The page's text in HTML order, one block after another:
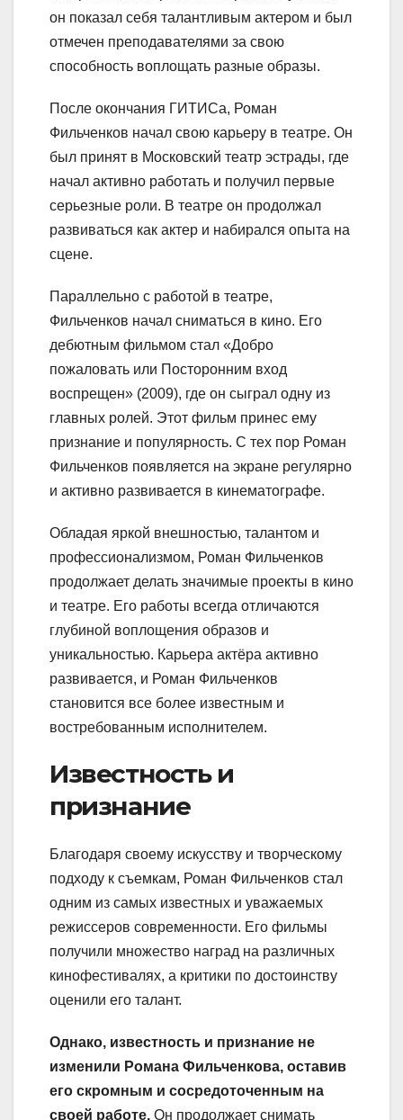
он показал себя талантливым актером и был
отмечен преподавателями за свою
способность воплощать разные образы.
После окончания ГИТИСа, Роман
Фильченков начал свою карьеру в театре. Он
был принят в Московский театр эстрады, где
начал активно работать и получил первые
серьезные роли. В театре он продолжал
развиваться как актер и набирался опыта на
сцене.
Параллельно с работой в театре,
Фильченков начал сниматься в кино. Его
дебютным фильмом стал «Добро
пожаловать или Посторонним вход
воспрещен» (2009), где он сыграл одну из
главных ролей. Этот фильм принес ему
признание и популярность. С тех пор Роман
Фильченков появляется на экране регулярно
и активно развивается в кинематографе.
Обладая яркой внешностью, талантом и
профессионализмом, Роман Фильченков
продолжает делать значимые проекты в кино
и театре. Его работы всегда отличаются
глубиной воплощения образов и
уникальностью. Карьера актёра активно
развивается, и Роман Фильченков
становится все более известным и
востребованным исполнителем.
Известность и
признание
Благодаря своему искусству и творческому
подходу к съемкам, Роман Фильченков стал
одним из самых известных и уважаемых
режиссеров современности. Его фильмы
получили множество наград на различных
кинофестивалях, а критики по достоинству
оценили его талант.
Однако, известность и признание не
изменили Романа Фильченкова, оставив
его скромным и сосредоточенным на
своей работе. Он продолжает снимать